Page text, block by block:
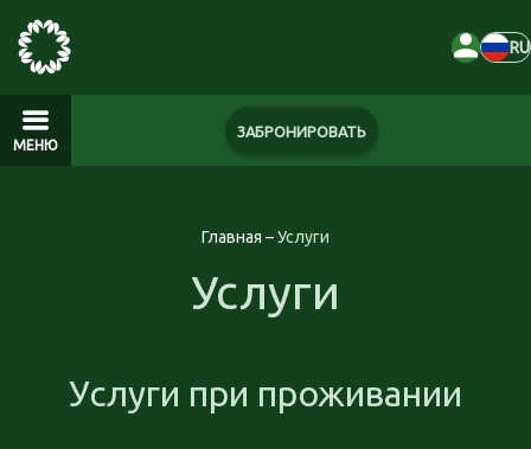
RU
МЕНЮ
ЗАБРОНИРОВАТЬ
Главная –Услуги
Услуги
Услуги при проживании